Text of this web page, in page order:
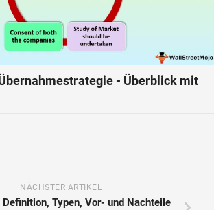
- Überblick mit
NÄCHSTER ARTIKEL
Typen, Vor- und Nachteile